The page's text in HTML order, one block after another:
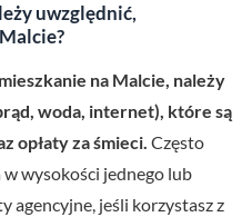
uwzględnić,
na Malcie, należy
woda, internet), które są
opłaty za śmieci. Często
wysokości jednego lub
agencyjne, jeśli korzystasz z